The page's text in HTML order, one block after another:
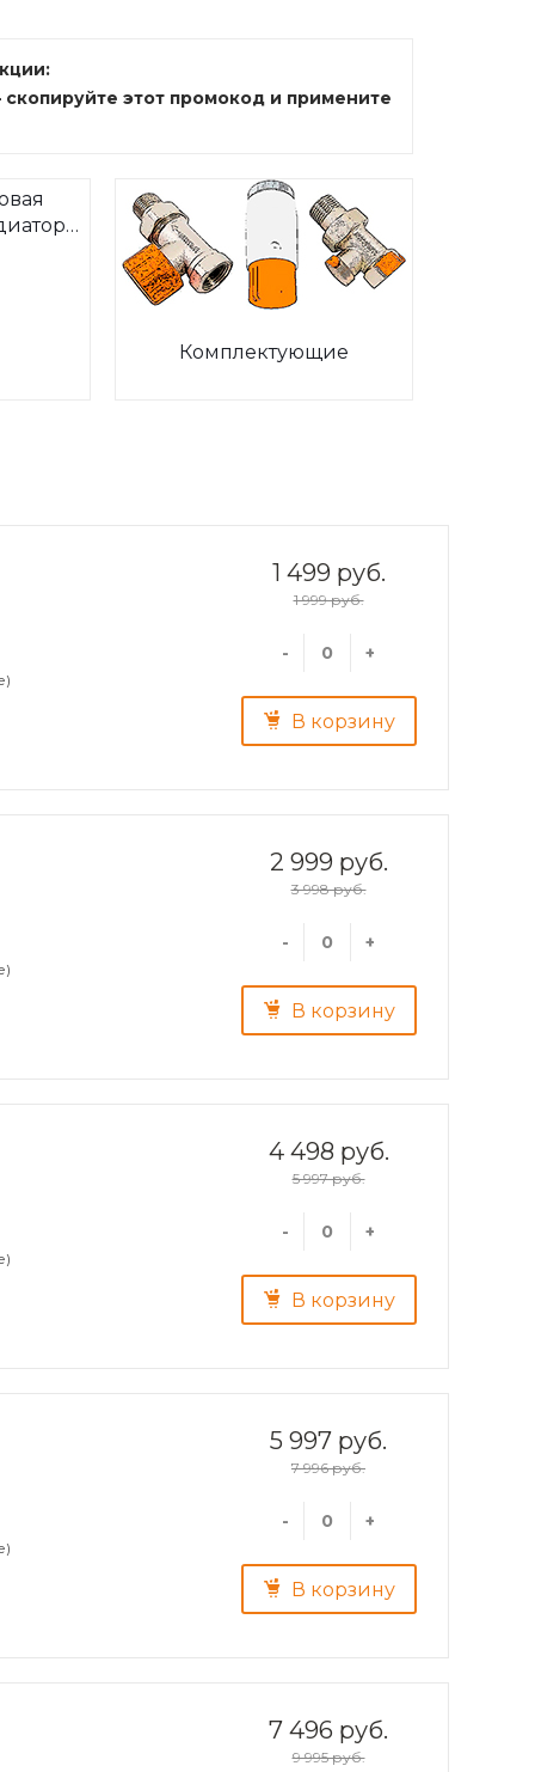
скопируйте этот промокод и примените
Комплектующие
1 499 руб.
1 999 руб.
- +
В корзину
2 999 руб.
3 998 руб.
- +
В корзину
4 498 руб.
5 997 руб.
- +
В корзину
5 997 руб.
7 996 руб.
- +
В корзину
7 496 руб.
9 995 руб.